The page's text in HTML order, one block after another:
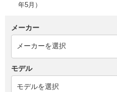
年5月）
メーカー
モデル